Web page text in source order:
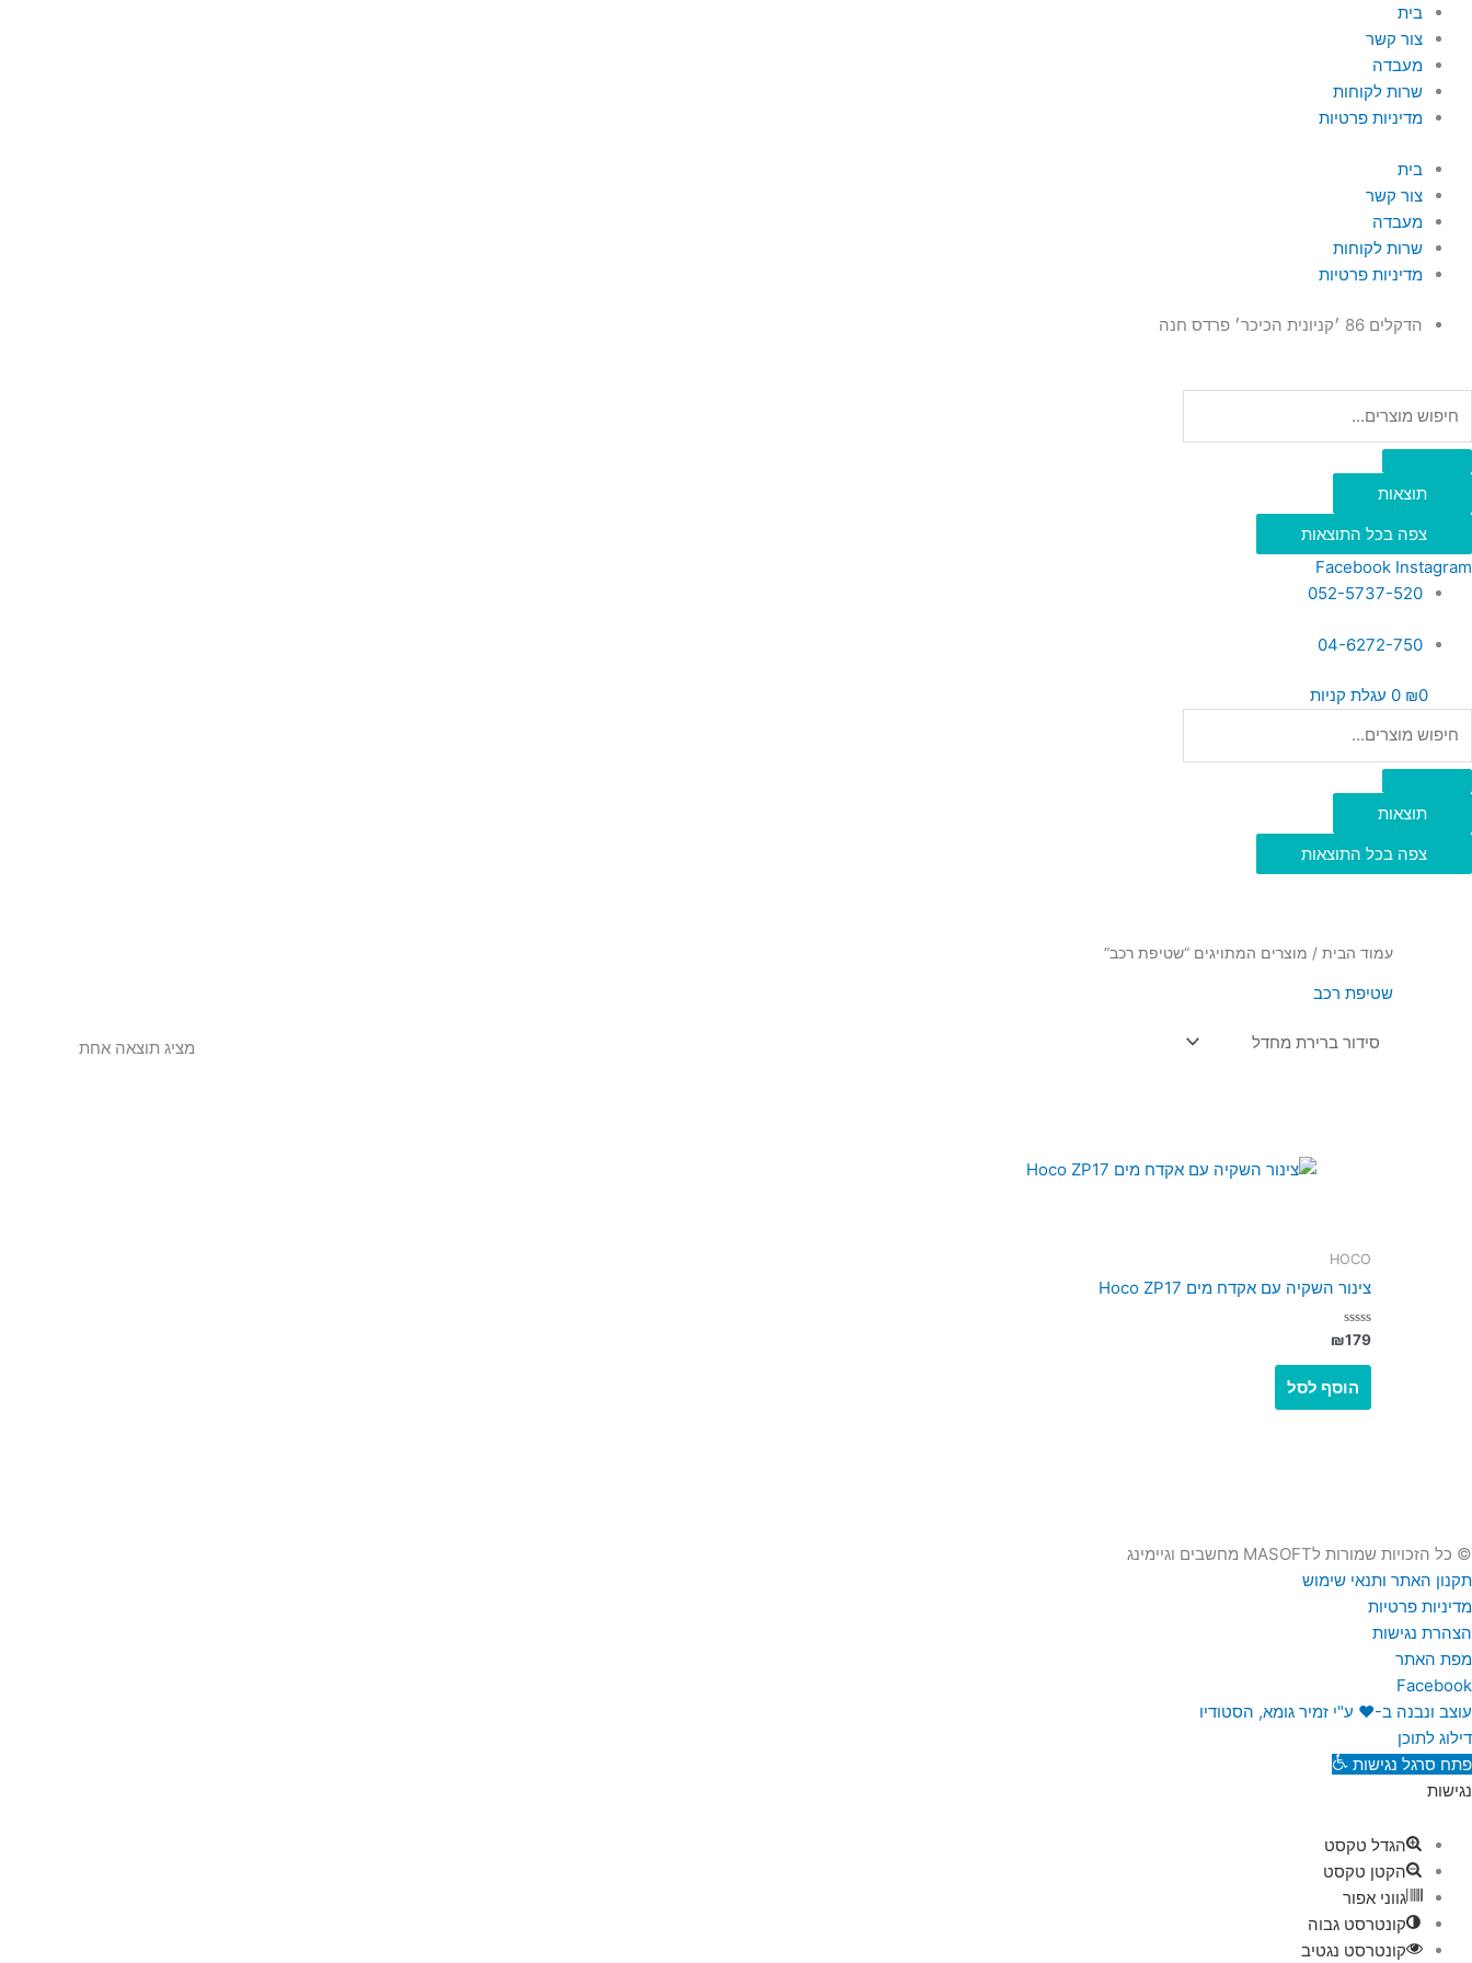
דילוג
לתוכן
בית
צור קשר
מעבדה
שרות לקוחות
מדיניות פרטיות
בית
צור קשר
מעבדה
שרות לקוחות
מדיניות פרטיות
הדקלים 86 ׳קניונית הכיכר׳ פרדס חנה
Search
תוצאות
צפה בכל התוצאות
Facebook Instagram
052-5737-520
04-6272-750
₪0
0 עגלת קניות
Search
תוצאות
צפה בכל התוצאות
עמוד הבית / מוצרים המתויגים “שטיפת רכב”
שטיפת רכב
מציג תוצאה אחת
HOCO
צינור השקיה עם אקדח מים Hoco ZP17
דורג
מתוך
₪179
הוסף לסל
© כל הזכויות שמורות לMASOFT מחשבים וגיימינג
תקנון האתר ותנאי שימוש
מדיניות פרטיות
הצהרת נגישות
מפת האתר
Facebook
עוצב ונבנה ב-♥︎ ע"י זמיר גומא, הסטודיו
דילוג לתוכן
פתח סרגל נגישות
נגישות
הגדל טקסט
הקטן טקסט
גווני אפור
קונטרסט גבוה
קונטרסט נגטיב